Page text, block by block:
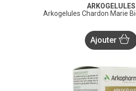
ARKOGELULES
Arkogelules Chardon Marie
Ajouter